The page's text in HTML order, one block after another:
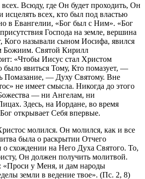
Всюду, где Он будет проходить, Он
исцелять всех, кто был под властью
в Евангелии, «Бог был с Ним». «Бог
Господа на земле, вершина
Кого называли сыном Иосифа, явился
Святой Кирилл
«Чтобы Иисус стал Христом
было явиться Тому, Кто помазует, —
Помазание, — Духу Святому. Вне
не имеет смысла. Никогда до этого
— ни Ангелам, ни
Здесь, на Иордане, во время
открывает Себя впервые.
молился. Он молился, как и все
была о раскрытии Отчего
о схождении на Него Духа Святого. То,
Он должен получить молитвой.
«Проси у Меня, и дам народы
земли в ведение твое». (Пс. 2, 8)